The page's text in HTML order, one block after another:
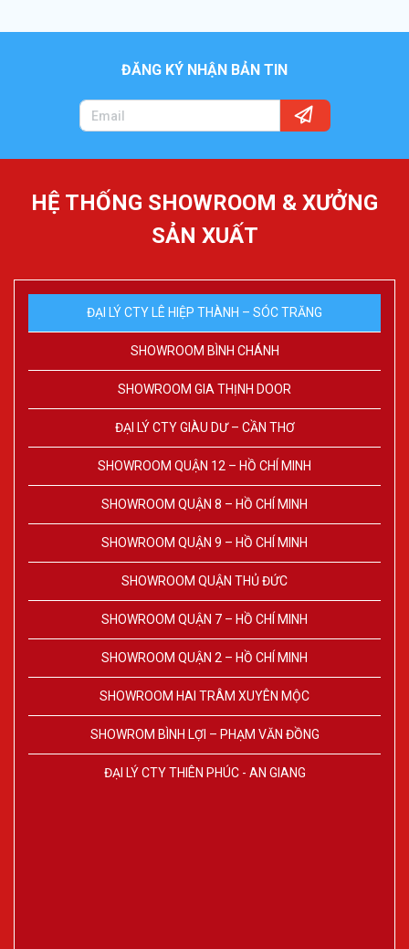
ĐĂNG KÝ NHẬN BẢN TIN
HỆ THỐNG SHOWROOM & XƯỞNG
SẢN XUẤT
ĐẠI LÝ CTY LÊ HIỆP THÀNH – SÓC TRĂNG
SHOWROOM BÌNH CHÁNH
SHOWROOM GIA THỊNH DOOR
ĐẠI LÝ CTY GIÀU DƯ – CẦN THƠ
SHOWROOM QUẬN 12 – HỒ CHÍ MINH
SHOWROOM QUẬN 8 – HỒ CHÍ MINH
SHOWROOM QUẬN 9 – HỒ CHÍ MINH
SHOWROOM QUẬN THỦ ĐỨC
SHOWROOM QUẬN 7 – HỒ CHÍ MINH
SHOWROOM QUẬN 2 – HỒ CHÍ MINH
SHOWROOM HAI TRÂM XUYÊN MỘC
SHOWROM BÌNH LỢI – PHẠM VĂN ĐỒNG
ĐẠI LÝ CTY THIÊN PHÚC - AN GIANG